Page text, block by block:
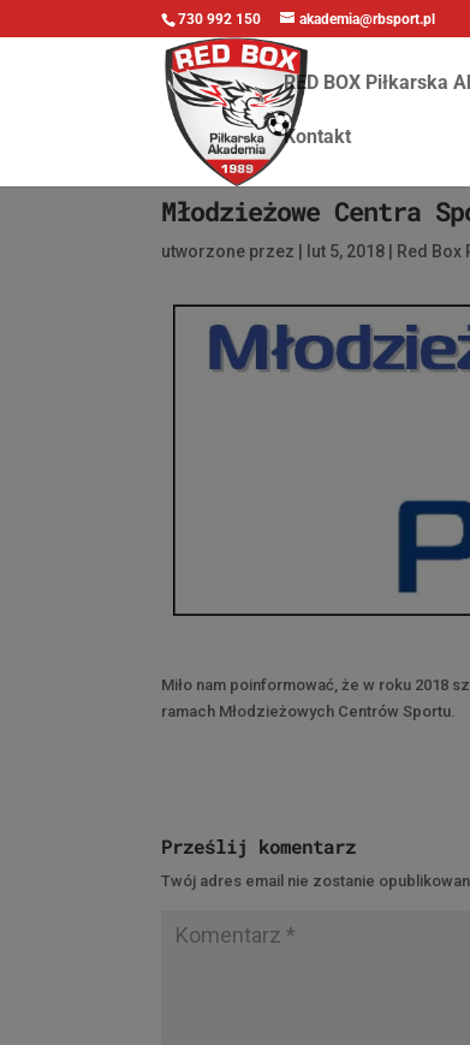
730 992 150 akademia@rbsport.pl
RED BOX Piłkarska
Kontakt
Młodzieżowe Centra
utworzone przez lut 5, 2018 Red Box
Miło nam poinformować, że w roku 2018
ramach Młodzieżowych Centrów Sportu.
Prześlij komentarz
Twój adres email nie zostanie